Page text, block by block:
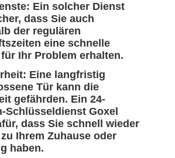
Ein solcher Dienst
dass Sie auch
der regulären
eine schnelle
Ihr Problem erhalten.
Eine langfristig
Tür kann die
gefährden. Ein 24-
Schlüsseldienst Goxel
dass Sie schnell wieder
Ihrem Zuhause oder
haben.